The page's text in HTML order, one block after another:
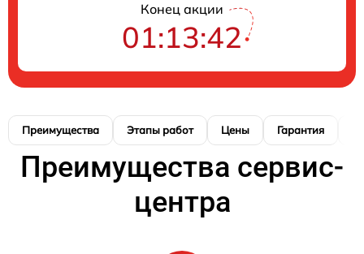
Конец акции
01:13:41
Преимущества Этапы работ Цены Гарантия
Преимущества сервис-
центра